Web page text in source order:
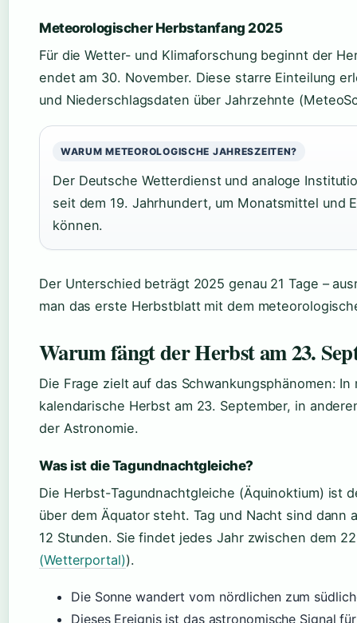
Meteorologischer Herbstanfang 2025
Für die Wetter- und Klimaforschung beginnt der
endet am 30. November. Diese starre Einteilung
und Niederschlagsdaten über Jahrzehnte
WARUM METEOROLOGISCHE JAHRESZEITEN?
Der Deutsche Wetterdienst und analoge
seit dem 19. Jahrhundert, um Monatsmittel und
können.
Der Unterschied beträgt 2025 genau 21 Tage –
man das erste Herbstblatt mit dem
Warum fängt der Herbst am 23.
Die Frage zielt auf das Schwankungsphänomen:
kalendarische Herbst am 23. September, in
der Astronomie.
Was ist die Tagundnachtgleiche?
Die Herbst-Tagundnachtgleiche (Äquinoktium) ist
über dem Äquator steht. Tag und Nacht sind dann
12 Stunden. Sie findet jedes Jahr zwischen dem
(Wetterportal)).
Die Sonne wandert vom nördlichen zum
Dieses Ereignis ist das astronomische Signal